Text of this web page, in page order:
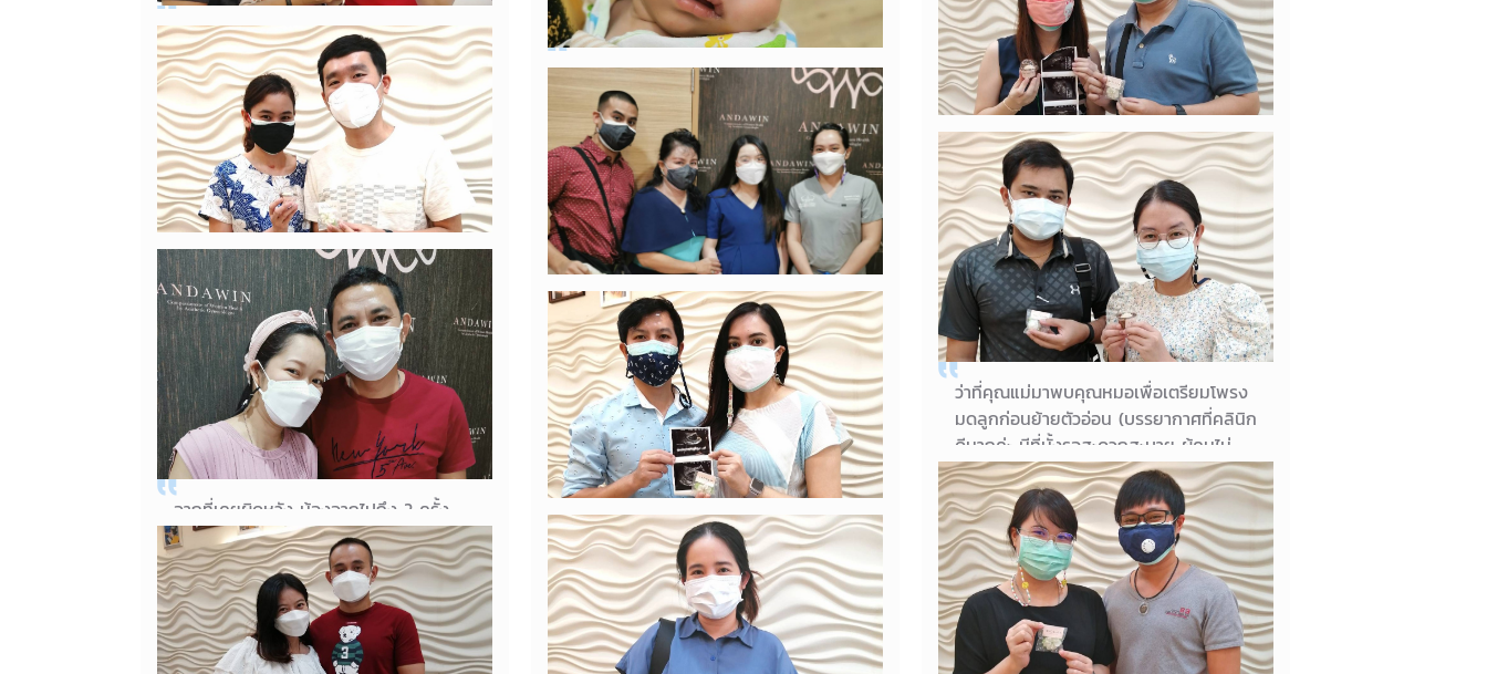
17/08/2021
ลูกสาวคุณแม่ปาลิดา
วันนี้มาพบคุณหมอตามนัดเพื่อเตรียมความ
พร้อมมีน้องค่า คุณหมอให้คำปรึกษาดี
มากๆเลยค่ะ
17/08/2021
คุณกรนภา
วันนี้มารับวัคซีนอายุครบ 1 เดือนกับคุณ
หมอหนึ่ง ฉีดเสร็จผมก็ครับปุ๋ยยยเลยครับ
15/08/2021
น้องปุณ ลูกชายคุณแม่สุวดี
คุณแม่มาอัลตร้าซาวด์ดูเจ้าตัวน้อย อายุ
ครรภ์ 29 สัปดาห์แล้วค่า
15/08/2021
คุณแม่เจนจิรา
วันนี้มีข่าวดีแล้วค่า มาเจาะเลือดค่าฮอร์โมน
ขึ้นเกิน100เลยค่ะ
15/08/2021
คุณแม่ตฤษณา
คุณยายมาให้กำลังใจคุณแม่ใกล้คลอด
ค่า^^
15/08/2021
คุณแม่นลินี
ว่าที่คุณแม่มาพบคุณหมอเพื่อเตรียมโพรง
มดลูกก่อนย้ายตัวอ่อน (บรรยากาศที่คลินิก
ดีมากค่ะ มีที่นั้งรอสะดวกสะบาย ผู้คนไม่
พลุกพล่าน เป็นส่วนตัวดีเลยค่ะ ที่สำคัญ
คุณหมอใจดีให้คำปรึกษาเข้าใจละเอียดมาก
)
15/08/2021
คุณวิธิดา
จากที่เคยผิดหวัง น้องจากไปถึง 2 ครั้ง
ติดไม่ผิดเลยที่ครรภ์นี้มาให้หมอโอดูแล ใกล้
ได้เจอเจ้าตัวเล็กแล้วค่ะ ขอบคุณหมอโอและ
อันดาวินคลินิกมากๆ ค่ะ
15/08/2021
คุณแม่จินดารัตน์ อายุ 39 ปี
หลังจากพยายามมาหลายครั้ง วันนี้เจ้าตัว
น้อยก็มาแล้วค่ะ
14/08/2021
คุณแม่สาธิมา